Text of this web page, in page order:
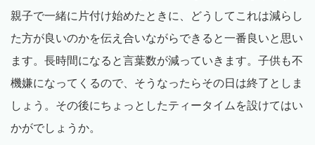
親子で一緒に片付け始めたときに、どうしてこれは減らし
た方が良いのかを伝え合いながらできると一番良いと思い
ます。長時間になると言葉数が減っていきます。子供も不
機嫌になってくるので、そうなったらその日は終了としま
しょう。その後にちょっとしたティータイムを設けてはい
かがでしょうか。